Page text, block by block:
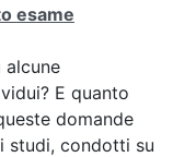
esame
alcune
E quanto
domande
studi, condotti su